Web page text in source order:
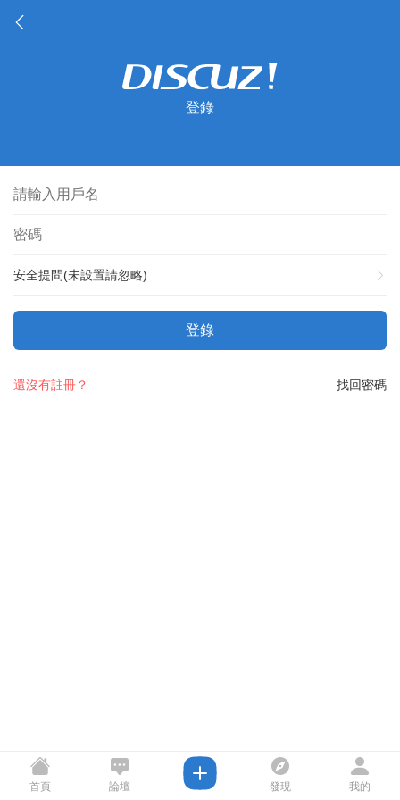
登錄
安全提問(未設置請忽略)
登錄
找回密碼
還沒有註冊？
首頁 論壇 發現 我的